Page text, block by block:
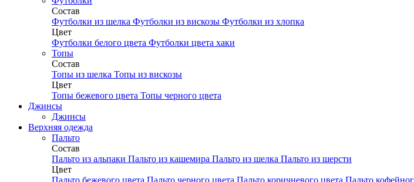
Состав
Футболки из шелка Футболки из вискозы Футболки из хлопка
Цвет
Футболки белого цвета Футболки цвета хаки
Топы
Состав
Топы из шелка Топы из вискозы
Цвет
Топы бежевого цвета Топы черного цвета
Джинсы
Джинсы
Верхняя одежда
Пальто
Состав
Пальто из альпаки Пальто из кашемира Пальто из шелка Пальто из шерсти
Цвет
Пальто бежевого цвета Пальто черного цвета Пальто коричневого цвета Пальто